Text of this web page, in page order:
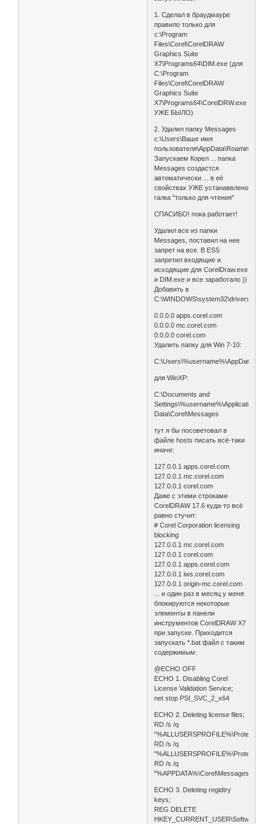
1. Сделал в браудмауре
правило только для
c:\Program
Files\Corel\CorelDRAW
Graphics Suite
X7\Programs64\DIM.exe (для
C:\Program
Files\Corel\CorelDRAW
Graphics Suite
X7\Programs64\CorelDRW.exe
УЖЕ БЫЛО)
2. Удалил папку Messages
c:\Users\Ваше имя
пользователя\AppData\Roaming\.
Запускаем Корел ... папка
Messages создастся
автоматически ... в её
свойствах УЖЕ устанаввлено
галка "только для чтения"
СПАСИБО! пока работает!
Удалил все из папки
Messages, поставил на нее
запрет на все. В ESS
запретил входящие и
исходящие для CorelDraw.exe
и DIM.exe и все заработало ))
Добавить в
0.0.0.0 apps.corel.com
0.0.0.0 mc.corel.com
0.0.0.0 corel.com
Удалить папку для Win 7-10:
для WinXP:
C:\Documents and
Settings\%username%\Application
Data\Corel\Messages
тут я бы посоветовал в
файле hosts писать всё-таки
иначе:
127.0.0.1 apps.corel.com
127.0.0.1 mc.corel.com
127.0.0.1 corel.com
Даже с этими строками
CorelDRAW 17.6 куда-то всё
равно стучит:
# Corel Corporation licensing
blocking
127.0.0.1 mc.corel.com
127.0.0.1 corel.com
127.0.0.1 apps.corel.com
127.0.0.1 iws.corel.com
127.0.0.1 origin-mc.corel.com
... и один раз в месяц у меня
блокируются некоторые
элементы в панели
инструментов CorelDRAW X7
при запуске. Приходится
запускать *.bat файл с таким
содержимым:
@ECHO OFF
ECHO 1. Disabling Corel
License Validation Service;
net stop PSI_SVC_2_x64
ECHO 2. Deleting license files;
RD /s /q
"%ALLUSERSPROFILE%\Protexis"
RD /s /q
"%ALLUSERSPROFILE%\Protexis64"
RD /s /q
"%APPDATA%\Corel\Messages"
ECHO 3. Deleting regidtry
keys;
REG DELETE